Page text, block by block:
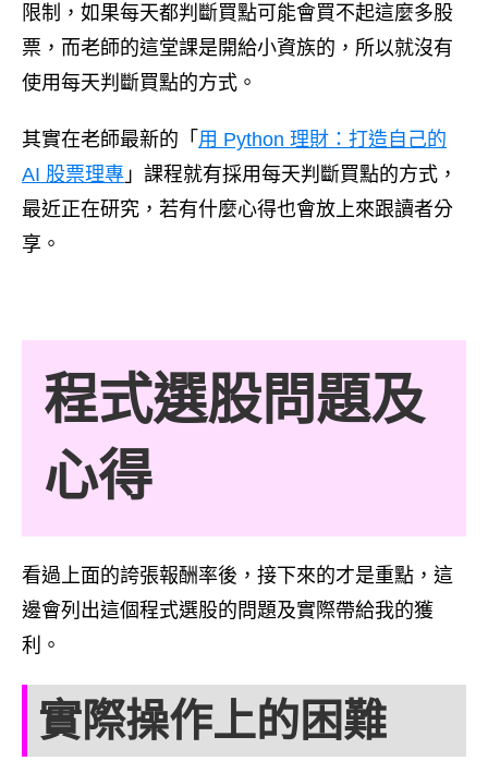
限制，如果每天都判斷買點可能會買不起這麼多股
票，而老師的這堂課是開給小資族的，所以就沒有
使用每天判斷買點的方式。
其實在老師最新的「 用 Python 理財：打造自己的
AI 股票理專 」課程就有採用每天判斷買點的方式，
最近正在研究，若有什麼心得也會放上來跟讀者分
享。
程式選股問題及
心得
看過上面的誇張報酬率後，接下來的才是重點，這
邊會列出這個程式選股的問題及實際帶給我的獲
利。
實際操作上的困難